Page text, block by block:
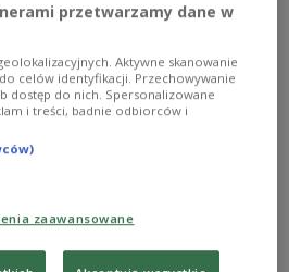
się oficjalna audiencja u
To była dla mnie
Podziękowałem mu za
z jednej strony
dla mnie - pożegnała w
polskiego.…
przetwarzamy dane w
Aktywne skanowanie
celów identyfikacji. Przechowywanie
dostęp do nich. Spersonalizowane
i treści, badnie odbiorców i
zaawansowane